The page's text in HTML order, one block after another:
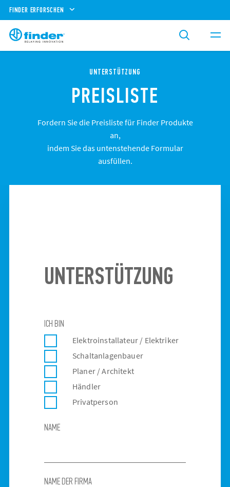
FINDER ERFORSCHEN
UNTERSTÜTZUNG
PREISLISTE
Fordern Sie die Preisliste für Finder Produkte
an,
indem Sie das untenstehende Formular
ausfüllen.
UNTERSTÜTZUNG
ICH BIN
Elektroinstallateur / Elektriker
Schaltanlagenbauer
Planer / Architekt
Händler
Privatperson
NAME
NAME DER FIRMA